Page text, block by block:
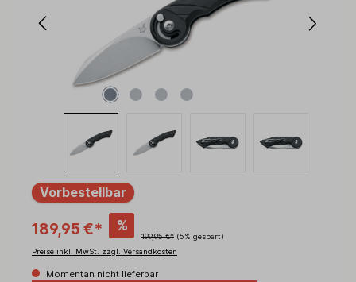
Vorbestellbar
189,95 €* %
199,95 €* (5% gespart)
Preise inkl. MwSt. zzgl. Versandkosten
Momentan nicht lieferbar